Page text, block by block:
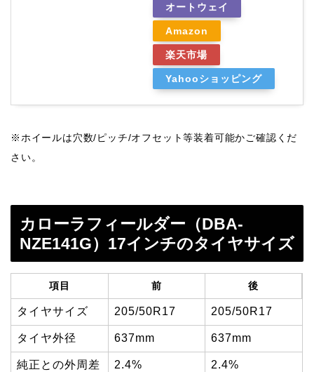
オートウェイ
Amazon
楽天市場
Yahooショッピング
※ホイールは穴数/ピッチ/オフセット等装着可能かご確認くだ
さい。
カローラフィールダー（DBA-
NZE141G）17インチのタイヤサイズ
項目 前 後
タイヤサイズ 205/50R17 205/50R17
タイヤ外径 637mm 637mm
純正との外周差 2.4% 2.4%